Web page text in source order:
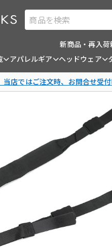
商品を検索
新商品・再入荷
アパレルギア ヘッドウェア
当店ではご注文時、お問合せ受